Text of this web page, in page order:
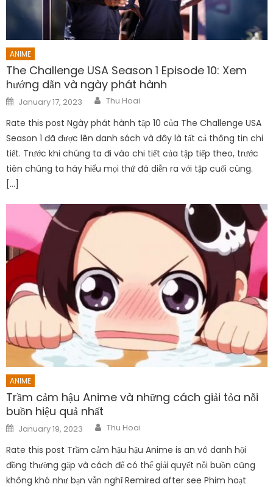
ANIME
The Challenge USA Season 1 Episode 10: Xem
hướng dẫn và ngày phát hành
Posted
on
January 17, 2023 Author
Thu Hoai
Rate this post Ngày phát hành tập 10 của The Challenge USA
Season 1 đã được lên danh sách và đây là tất cả thông tin chi
tiết. Trước khi chúng ta đi vào chi tiết của tập tiếp theo, trước
tiên chúng ta hãy hiểu mọi thứ đã diễn ra với tập cuối cùng.
[…]
ANIME
Trầm cảm hậu Anime và những cách giải tỏa nỗi
buồn hiệu quả nhất
Posted
on
January 19, 2023 Author
Thu Hoai
Rate this post Trầm cảm hậu hậu Anime is an vô danh hội
đồng thường gặp và cách để có thể giải quyết nỗi buồn cũng
không khó như bạn vẫn nghĩ Remired after see Phim hoạt